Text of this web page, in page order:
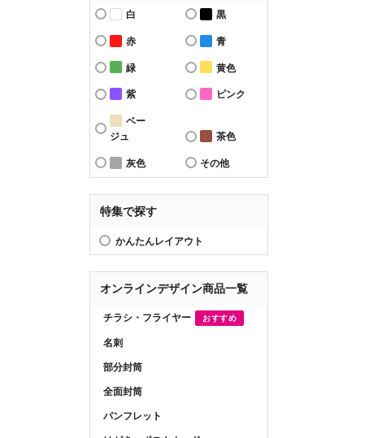
白 黒
赤 青
緑 黄色
紫 ピンク
ベー
ジュ
茶色
灰色 その他
特集で探す
かんたんレイアウト
オンラインデザイン商品一覧
チラシ・フライヤー おすすめ
名刺
部分封筒
全面封筒
パンフレット